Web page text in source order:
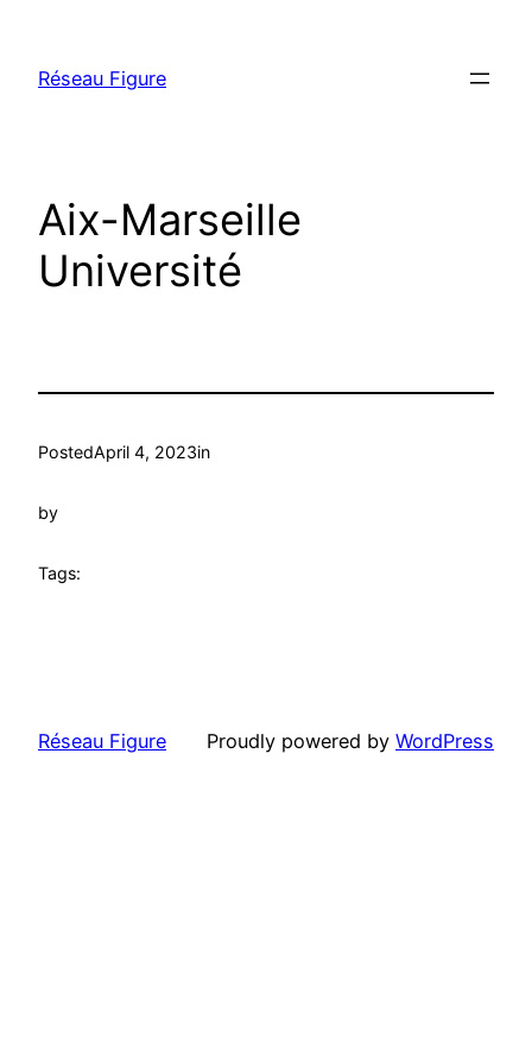
content
Réseau Figure
Aix-Marseille
Université
PostedApril 4, 2023in
by
Tags:
Réseau Figure Proudly powered by WordPress